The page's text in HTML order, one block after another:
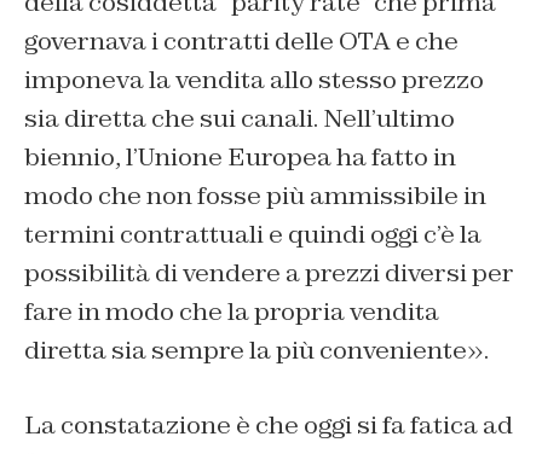
governava i contratti delle OTA e che
imponeva la vendita allo stesso prezzo
sia diretta che sui canali. Nell’ultimo
biennio, l’Unione Europea ha fatto in
modo che non fosse più ammissibile in
termini contrattuali e quindi oggi c’è la
possibilità di vendere a prezzi diversi per
fare in modo che la propria vendita
diretta sia sempre la più conveniente».
La constatazione è che oggi si fa fatica ad